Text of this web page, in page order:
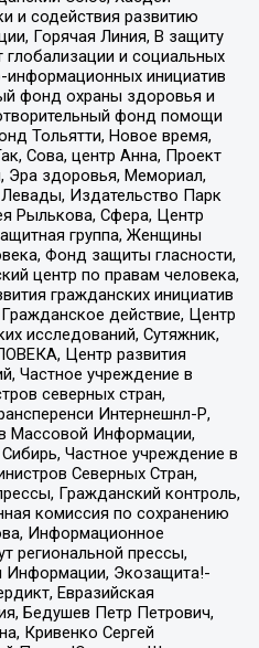
и содействия развитию
Горячая Линия, В защиту
глобализации и социальных
инициатив
фонд охраны здоровья и
фонд помощи
Тольятти, Новое время,
Сова, центр Анна, Проект
Эра здоровья, Мемориал,
Издательство Парк
Рылькова, Сфера, Центр
группа, Женщины
Фонд защиты гласности,
центр по правам человека,
гражданских инициатив
действие, Центр
исследований, Сутяжник,
Центр развития
Частное учреждение в
северных стран,
Интернешнл-Р,
Массовой Информации,
Частное учреждение в
Северных Стран,
Гражданский контроль,
комиссия по сохранению
Информационное
региональной прессы,
Информации, Экозащита!-
Евразийская
Бедушев Петр Петрович,
Кривенко Сергей